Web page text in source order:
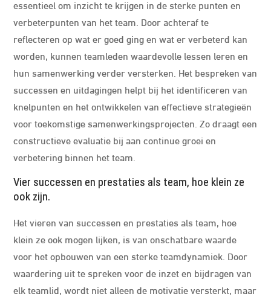
essentieel om inzicht te krijgen in de sterke punten en
verbeterpunten van het team. Door achteraf te
reflecteren op wat er goed ging en wat er verbeterd kan
worden, kunnen teamleden waardevolle lessen leren en
hun samenwerking verder versterken. Het bespreken van
successen en uitdagingen helpt bij het identificeren van
knelpunten en het ontwikkelen van effectieve strategieën
voor toekomstige samenwerkingsprojecten. Zo draagt een
constructieve evaluatie bij aan continue groei en
verbetering binnen het team.
Vier successen en prestaties als team, hoe klein ze
ook zijn.
Het vieren van successen en prestaties als team, hoe
klein ze ook mogen lijken, is van onschatbare waarde
voor het opbouwen van een sterke teamdynamiek. Door
waardering uit te spreken voor de inzet en bijdragen van
elk teamlid, wordt niet alleen de motivatie versterkt, maar